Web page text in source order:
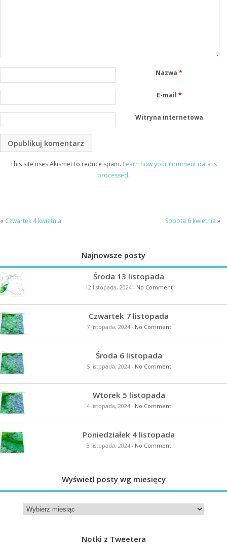
Nazwa*
E-mail *
Witryna internetowa
This site uses Akismet to reduce spam. Learn how your comment data is
processed.
« Czwartek 4 kwietnia Sobota 6 kwietnia »
Najnowsze posty
Środa 13 listopada
12 listopada, 2024- No Comment
Czwartek 7 listopada
7 listopada, 2024- No Comment
Środa 6 listopada
5 listopada, 2024- No Comment
Wtorek 5 listopada
4 listopada, 2024- No Comment
Poniedziałek 4 listopada
3 listopada, 2024- No Comment
Wyświetl posty wg miesięcy
Notki z Tweetera